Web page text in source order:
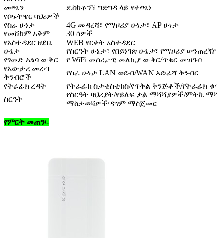
መጫን
ዴስክቶፕ፣ ግድግዳ ላይ የተጫነ
የሶፍትዌር ባህሪዎች
የስራ ሁነታ
4G መዳረሻ፣ የማዞሪያ ሁነታ፣ AP ሁነታ
የመሸከም አቅም
30 ሰዎች
የአስተዳደር ዘይቤ
WEB የርቀት አስተዳደር
ሁኔታ
የስርዓት ሁኔታ፣ የበይነገጽ ሁኔታ፣ የማዞሪያ ሠንጠረዥ
የገመድ አልባ ውቅር
የ WiFi መሰረታዊ መለኪያ ውቅር/ጥቁር መዝገብ
የአውታረ መረብ
ቅንብሮች
የስራ ሁነታ LAN ወደብ/WAN አድራሻ ቅንብር
የትራፊክ ረዳት
የትራፊክ ስታቲስቲክስ/የጥቅል ቅንጅቶች/የትራፊክ
ስርዓት
የስርዓት ባህሪያት/የይለፍ ቃል ማሻሻያዎች/ምትኬ
ማስታወሻዎች/ዳግም ማስጀመር
የምርት መጠን፡-